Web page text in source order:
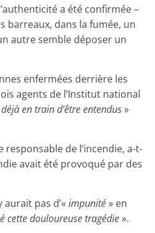
a été confirmée –
barreaux, dans la fumée, un
autre semble déposer un
enfermées derrière les
agents de l’Institut national
en train d’être entendus»
de l’incendie, a-t-
avait été provoqué par des
pas d’« impunité» en
cette douloureuse tragédie».